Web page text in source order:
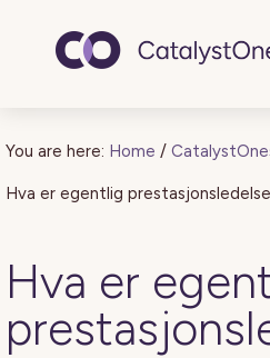
You are here: Home /
Hva er egentlig
Hva er